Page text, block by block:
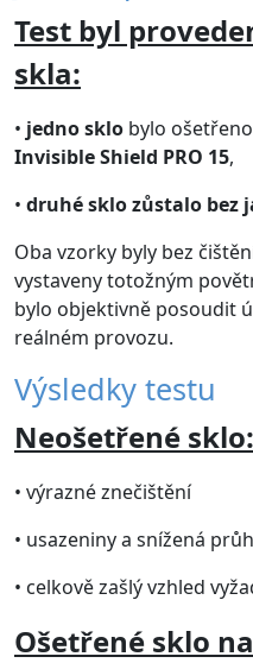
Test byl
skla:
• jedno sklo bylo
Invisible Shield PRO 15,
• druhé sklozůstalo bez
Oba vzorky byly bez
vystaveny totožným
bylo objektivně posoudit
reálném provozu.
Výsledky testu
Neošetřené sklo:
• výrazné znečištění
• usazeniny a snížená
• celkově zašlý vzhled
Ošetřené sklo